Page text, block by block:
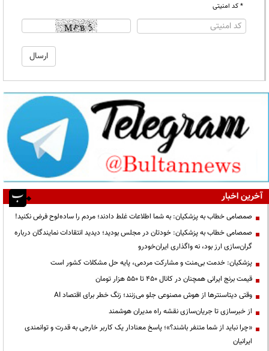
* کد امنیتی
آخرین اخبار
صمصامی خطاب به پزشکیان: به شما اطلاعات غلط دادند؛ مردم را ساده‌لوح فرض نکنید!
صمصامی خطاب به پزشکیان: خودتان در مجلس بودید؛ دیدید انتقادات نمایندگان درباره
گران‌سازی ارز بود، نه واگذاری ایران‌خودرو
پزشکیان: خدمت بی‌منت و مشارکت مردمی، پایه حل مشکلات کشور است
قیمت‌ برنج ایرانی همچنان در کانال ۴۵۰ تا ۵۵۰ هزار تومان
وقتی دیتاسنترها از هوش مصنوعی جلو می‌زنند؛ زنگ خطر برای اقتصاد AI
از خبرسازی تا جریان‌سازی نقشه راه مدیران هوشمند
«چرا نباید از شما متنفر باشند؟»؛ پاسخ معنادار یک کاربر خارجی به قدرت و توانمندی
ایرانیان